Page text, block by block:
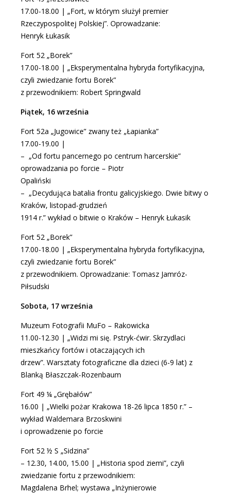
17.00-18.00 | „Fort, w którym służył premier
Rzeczypospolitej Polskiej”. Oprowadzanie:
Henryk Łukasik
Fort 52 „Borek”
17.00-18.00 | „Eksperymentalna hybryda fortyfikacyjna,
czyli zwiedzanie fortu Borek”
z przewodnikiem: Robert Springwald
Piątek, 16 września
Fort 52a „Jugowice” zwany też „Łapianka”
17.00-19.00 |
– „Od fortu pancernego po centrum harcerskie”
oprowadzania po forcie – Piotr
Opaliński
– „Decydująca batalia frontu galicyjskiego. Dwie bitwy o
Kraków, listopad-grudzień
1914 r.” wykład o bitwie o Kraków – Henryk Łukasik
Fort 52 „Borek”
17.00-18.00 | „Eksperymentalna hybryda fortyfikacyjna,
czyli zwiedzanie fortu Borek”
z przewodnikiem. Oprowadzanie: Tomasz Jamróz-
Piłsudski
Sobota, 17 września
Muzeum Fotografii MuFo – Rakowicka
11.00-12.30 | „Widzi mi się. Pstryk-ćwir. Skrzydlaci
mieszkańcy fortów i otaczających ich
drzew”. Warsztaty fotograficzne dla dzieci (6-9 lat) z
Blanką Błaszczak-Rozenbaum
Fort 49 ¼ „Grębałów”
16.00 | „Wielki pożar Krakowa 18-26 lipca 1850 r.” –
wykład Waldemara Brzoskwini
i oprowadzenie po forcie
Fort 52 ½ S „Sidzina”
– 12.30, 14.00, 15.00 | „Historia spod ziemi”, czyli
zwiedzanie fortu z przewodnikiem:
Magdalena Brhel; wystawa „Inżynierowie